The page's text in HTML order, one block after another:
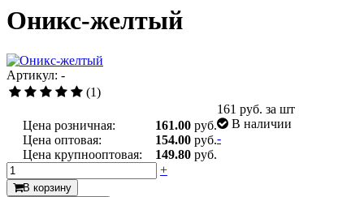
Оникс-желтый
Артикул: -
(1)
Цена розничная: 161.00 руб.
Цена оптовая:
154.00 руб.
Цена крупнооптовая:
149.80 руб.
161 руб. за шт
В наличии
-
+
В корзину